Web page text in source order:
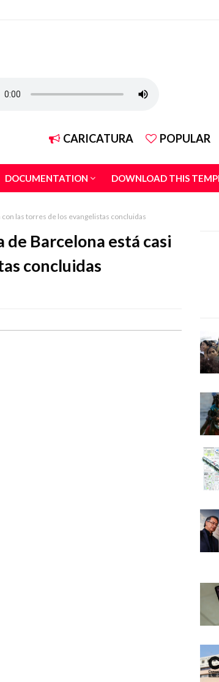
CARICATURA POPULAR
DOCUMENTATION DOWNLOAD THIS
las torres de los evangelistas concluidas
de Barcelona está casi
concluidas